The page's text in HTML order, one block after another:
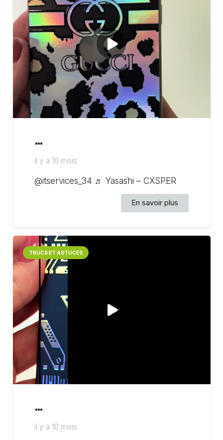
…
il y a 10 mois
@itservices_34 ♬ Yasashi – CXSPER
En savoir plus
TRUCS ET ASTUCES
…
il y a 10 mois